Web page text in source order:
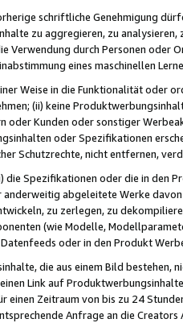
schriftliche Genehmigung
zu aggregieren, zu
Verwendung durch Personen
eines maschinellen
Weise in die Funktionalität oder
(ii) keine
Kunden oder sonstiger
oder Spezifikationen
Schutzrechte, nicht entfernen,
die Spezifikationen oder die in
anderweitig abgeleitete Werke
zu zerlegen, zu
(wie Modelle,
Datenfeeds oder in den Produkt
die aus einem Bild bestehen,
Link auf
einen Zeitraum von bis zu 24
Anfrage an die